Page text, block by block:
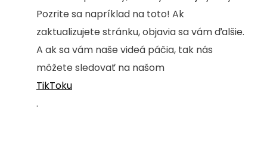
Pozrite sa napríklad na toto! Ak
zaktualizujete stránku, objavia sa vám ďalšie.
A ak sa vám naše videá páčia, tak nás
môžete sledovať na našom
TikToku
.